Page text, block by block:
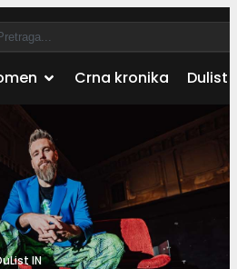
Crna kronika Dulist
IN